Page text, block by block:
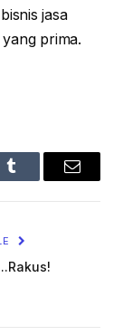
jasa
prima.
Tumblr Email